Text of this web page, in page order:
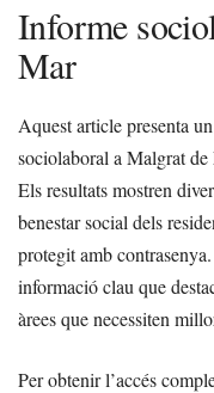
Informe
Mar
Aquest article presenta
sociolaboral a Malgrat
Els resultats mostren
benestar social dels
protegit amb
informació clau que
àrees que necessiten
Per obtenir l’accés